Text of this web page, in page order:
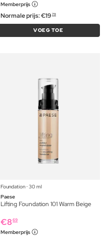
Memberprijs
Normale prijs:€19 79
VOEG TOE
Foundation ⋅ 30 ml
Paese
Lifting Foundation 101 Warm Beige
€8 69
Memberprijs